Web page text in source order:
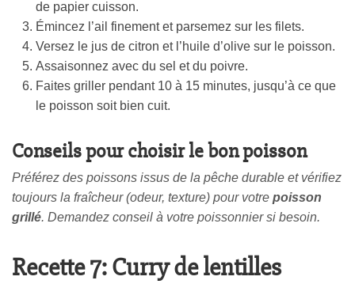
de papier cuisson.
Émincez l’ail finement et parsemez sur les filets.
Versez le jus de citron et l’huile d’olive sur le poisson.
Assaisonnez avec du sel et du poivre.
Faites griller pendant 10 à 15 minutes, jusqu’à ce que
le poisson soit bien cuit.
Conseils pour choisir le bon poisson
Préférez des poissons issus de la pêche durable et vérifiez
toujours la fraîcheur (odeur, texture) pour votre poisson
grillé. Demandez conseil à votre poissonnier si besoin.
Recette 7: Curry de lentilles